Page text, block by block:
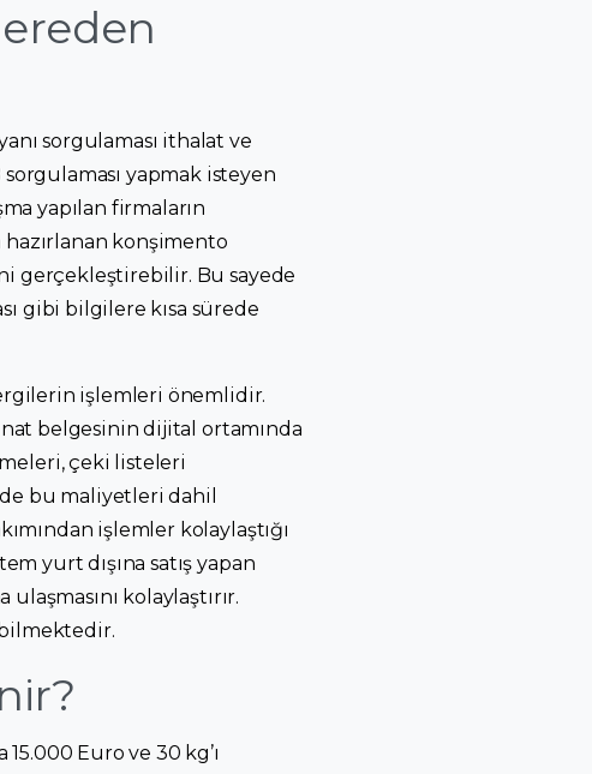
sorgulaması ithalat ve
yapmak isteyen
yapılan firmaların
konşimento
gerçekleştirebilir. Bu sayede
gibi bilgilere kısa sürede
işlemleri önemlidir.
belgesinin dijital ortamında
çeki listeleri
bu maliyetleri dahil
işlemler kolaylaştığı
yurt dışına satış yapan
kolaylaştırır.
Euro ve 30 kg’ı